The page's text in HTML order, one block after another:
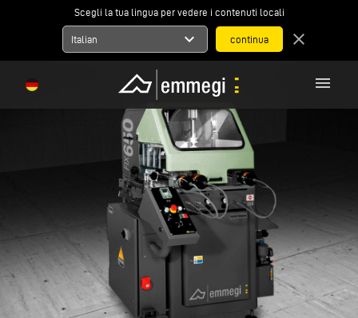
Scegli la tua lingua per vedere i contenuti locali
Italian expand_more close
menu